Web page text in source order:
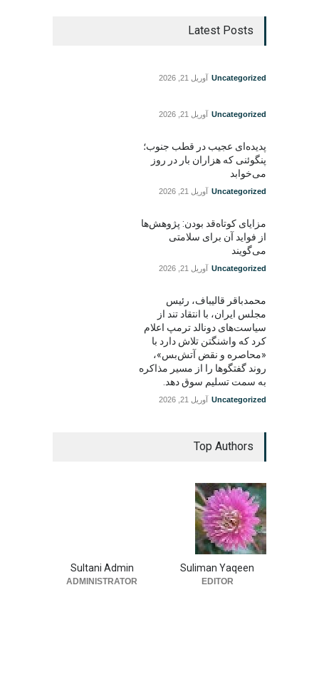
Latest Posts
Uncategorized آوریل 21, 2026
Uncategorized آوریل 21, 2026
پدیده‌ای عجیب در قطب جنوب؛
پنگوئنی که هزاران بار در روز
می‌خوابد
Uncategorized آوریل 21, 2026
مزایای کوتاه‌قد بودن: پژوهش‌ها
از فواید آن برای سلامتی
می‌گویند
Uncategorized آوریل 21, 2026
محمدباقر قالیباف، رئیس
مجلس ایران، با انتقاد تند از
سیاست‌های دونالد ترمپ اعلام
کرد که واشنگتن تلاش دارد با
«محاصره و نقض آتش‌بس»،
روند گفتگوها را از مسیر مذاکره
به سمت تسلیم سوق دهد.
Uncategorized آوریل 21, 2026
Top Authors
Suliman Yaqeen
EDITOR
Sultani Admin
ADMINISTRATOR